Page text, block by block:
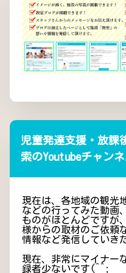
児童発達支援・放課
索のYoutubeチャン
現在は、各地域の観光
などの行ってみた動画
ものがほとんどですが
様からの取材のご依頼
情報など発信していき
現在、非常にマイナー
録者少ないです(^^;